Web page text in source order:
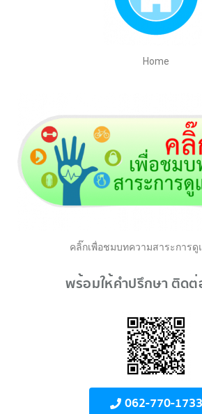
Home
คลิ๊กเพื่อชมบทความสาระการ
พร้อมให้คำปรึกษา ติดต่
062-770-1733